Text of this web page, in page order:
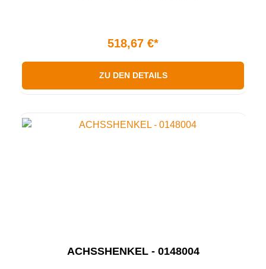
518,67 €*
ZU DEN DETAILS
ACHSSHENKEL - 0148004